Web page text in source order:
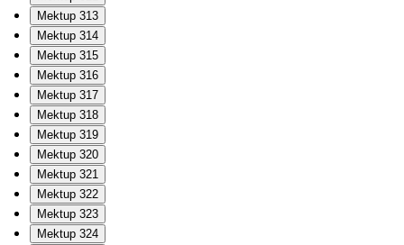
Mektup 313
Mektup 314
Mektup 315
Mektup 316
Mektup 317
Mektup 318
Mektup 319
Mektup 320
Mektup 321
Mektup 322
Mektup 323
Mektup 324